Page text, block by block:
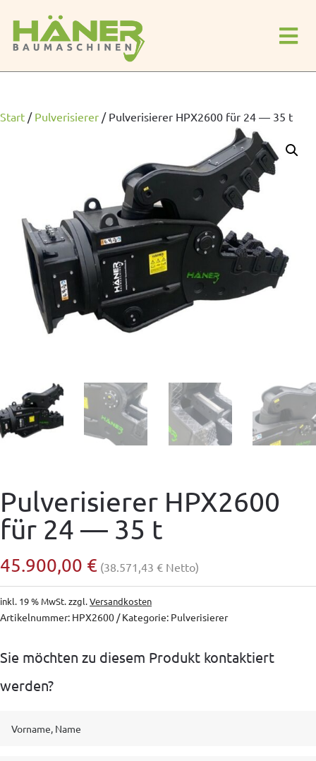
Start / Pulverisierer / Pulverisierer HPX2600 für 24 — 35 t
Pulverisierer HPX2600
für 24 — 35 t
45.900,00 € (38.571,43 € Netto)
inkl. 19 % MwSt.zzgl.Versandkosten
Artikelnummer: HPX2600 Kategorie: Pulverisierer
Sie möchten zu diesem Produkt kontaktiert
werden?